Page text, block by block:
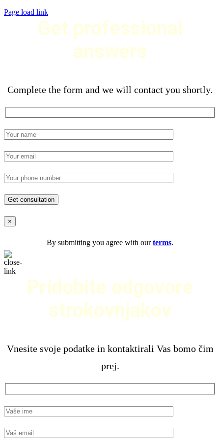
Page load link
Get professional
answers
Complete the form and we will contact you shortly.
×
By submitting you agree with ourterms.
Pridobite odgovore
strokovnjakov
Vnesite svoje podatke in kontaktirali Vas bomo čim
prej.